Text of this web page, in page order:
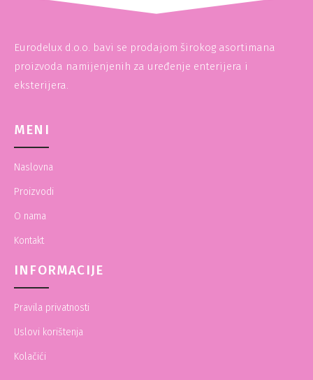
Eurodelux d.o.o. bavi se prodajom širokog asortimana
proizvoda namijenjenih za uređenje enterijera i
eksterijera.
MENI
Naslovna
Proizvodi
O nama
Kontakt
INFORMACIJE
Pravila privatnosti
Uslovi korištenja
Kolačići